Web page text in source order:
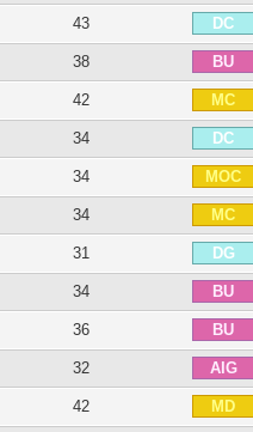
43 DC
38 BU
42 MC
34 DC
34 MOC
34 MC
31 DG
34 BU
36 BU
32 AIG
42 MD